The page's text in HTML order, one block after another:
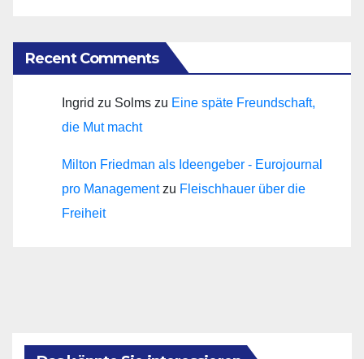
Recent Comments
Ingrid zu Solms zu Eine späte Freundschaft,
die Mut macht
Milton Friedman als Ideengeber - Eurojournal
pro Managementzu Fleischhauer über die
Freiheit